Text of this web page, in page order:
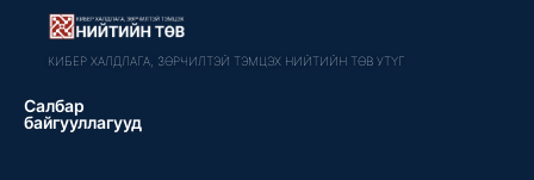
КИБЕР ХАЛДЛАГА, ЗӨРЧИЛТЭЙ ТЭМЦЭХ НИЙТИЙН ТӨВ УТҮГ
Салбар
байгууллагууд